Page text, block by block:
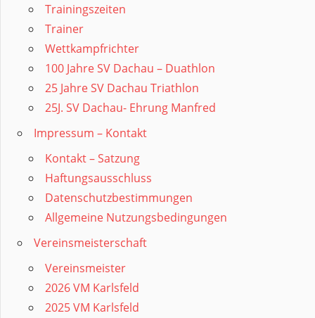
Trainingszeiten
Trainer
Wettkampfrichter
100 Jahre SV Dachau – Duathlon
25 Jahre SV Dachau Triathlon
25J. SV Dachau- Ehrung Manfred
Impressum – Kontakt
Kontakt – Satzung
Haftungsausschluss
Datenschutzbestimmungen
Allgemeine Nutzungsbedingungen
Vereinsmeisterschaft
Vereinsmeister
2026 VM Karlsfeld
2025 VM Karlsfeld